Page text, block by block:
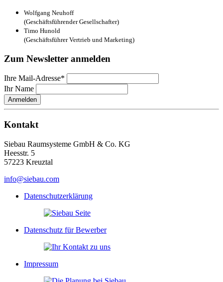
Wolfgang Neuhoff
(Geschäftsführender Gesellschafter)
Timo Hunold
(Geschäftsführer Vertrieb und Marketing)
Zum Newsletter anmelden
Ihre Mail-Adresse*
Ihr Name
Anmelden
Kontakt
Siebau Raumsysteme GmbH & Co. KG
Heesstr. 5
57223 Kreuztal
info@siebau.com
Datenschutzerklärung
Datenschutz für Bewerber
Impressum